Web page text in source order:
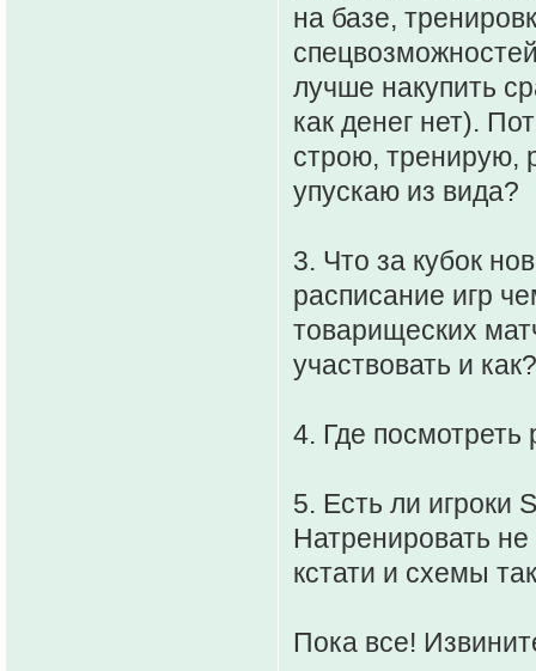
на базе,
лучше накупить
как денег нет).
строю, тренирую,
упускаю из вида?
3. Что за кубок
расписание игр
товарищеских
участвовать и как?
4. Где
5. Есть ли игроки
Натренировать
кстати и схемы
Пока все!